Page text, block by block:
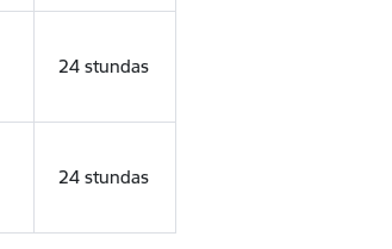
24 stundas
24 stundas